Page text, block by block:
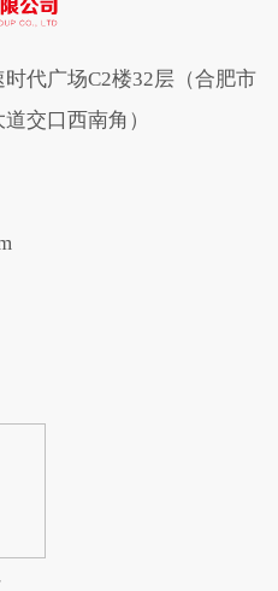
代广场C2楼32层（合肥市
交口西南角）